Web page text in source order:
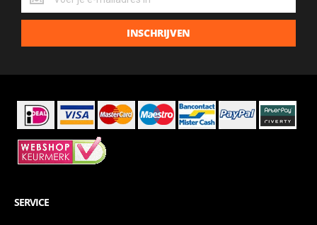
de
laatste
INSCHRIJVEN
SERVICE